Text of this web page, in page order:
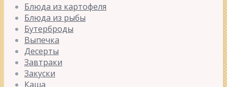
Блюда из картофеля
Блюда из рыбы
Бутерброды
Выпечка
Десерты
Завтраки
Закуски
Каша